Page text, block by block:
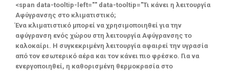
<span data-tooltip-left="" data-tooltip="Τι κάνει η λειτουργία
Αφύγρανσης στο κλιματιστικό;
Ένα κλιματιστικό μπορεί να χρησιμοποιηθεί για την
αφύγρανση ενός χώρου στη λειτουργία Αφύγρανσης το
καλοκαίρι. Η συγκεκριμένη λειτουργία αφαιρεί την υγρασία
από τον εσωτερικό αέρα και τον κάνει πιο φρέσκο. Για να
ενεργοποιηθεί, η καθορισμένη θερμοκρασία στο